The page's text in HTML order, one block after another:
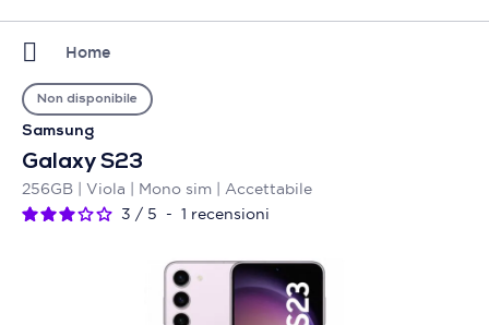
Home
Samsung
Galaxy S23
256GB | Viola | Mono sim | Accettabile
3 / 5 - 1 recensioni
Non disponibile